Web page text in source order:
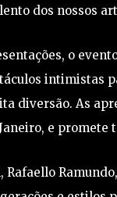
dos nossos
o
intimistas
diversão. As
e
Rafaello